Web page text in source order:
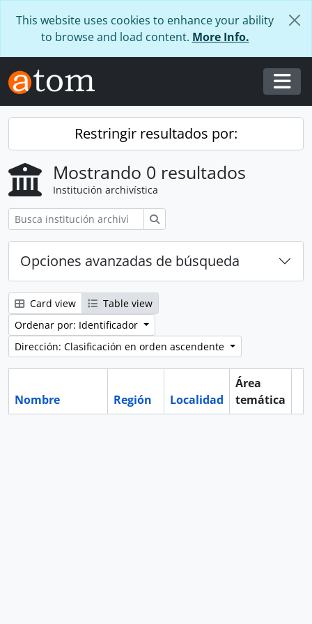
This website uses cookies to enhance your ability
to browse and load content. More Info.
Restringir resultados por:
Mostrando 0 resultados
Institución archivística
Opciones avanzadas de búsqueda
Card view
Table view
Ordenar por: Identificador
Dirección: Clasificación en orden ascendente
Nombre Región Localidad
Área
temática